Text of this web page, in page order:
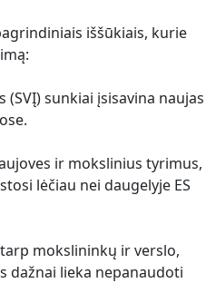
iššūkiais, kurie
sunkiai įsisavina naujas
ir mokslinius tyrimus,
lėčiau nei daugelyje ES
mokslininkų ir verslo,
dažnai lieka nepanaudoti